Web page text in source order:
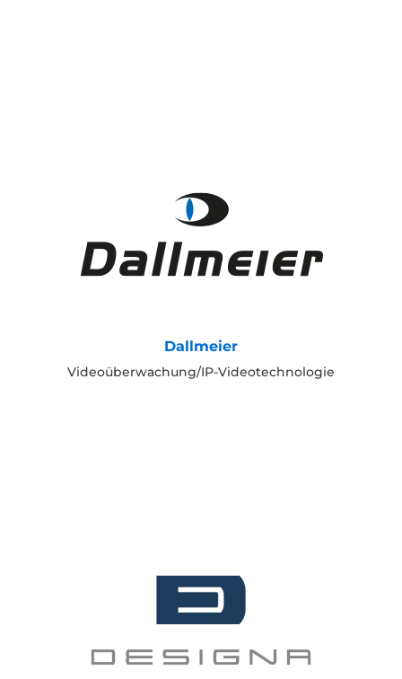
Dallmeier
Videoüberwachung/IP-Videotechnologie